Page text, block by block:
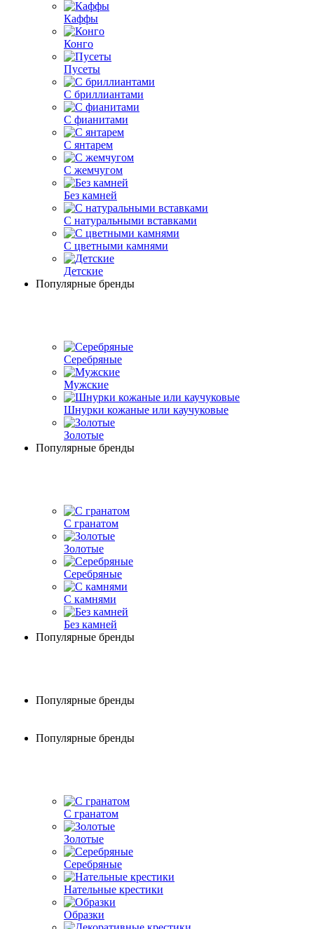
Каффы
Конго
Пусеты
С бриллиантами
С фианитами
С янтарем
С жемчугом
Без камней
С натуральными вставками
С цветными камнями
Детские
Популярные бренды
Серебряные
Мужские
Шнурки кожаные или каучуковые
Золотые
Популярные бренды
С гранатом
Золотые
Серебряные
С камнями
Без камней
Популярные бренды
Популярные бренды
Популярные бренды
С гранатом
Золотые
Серебряные
Нательные крестики
Образки